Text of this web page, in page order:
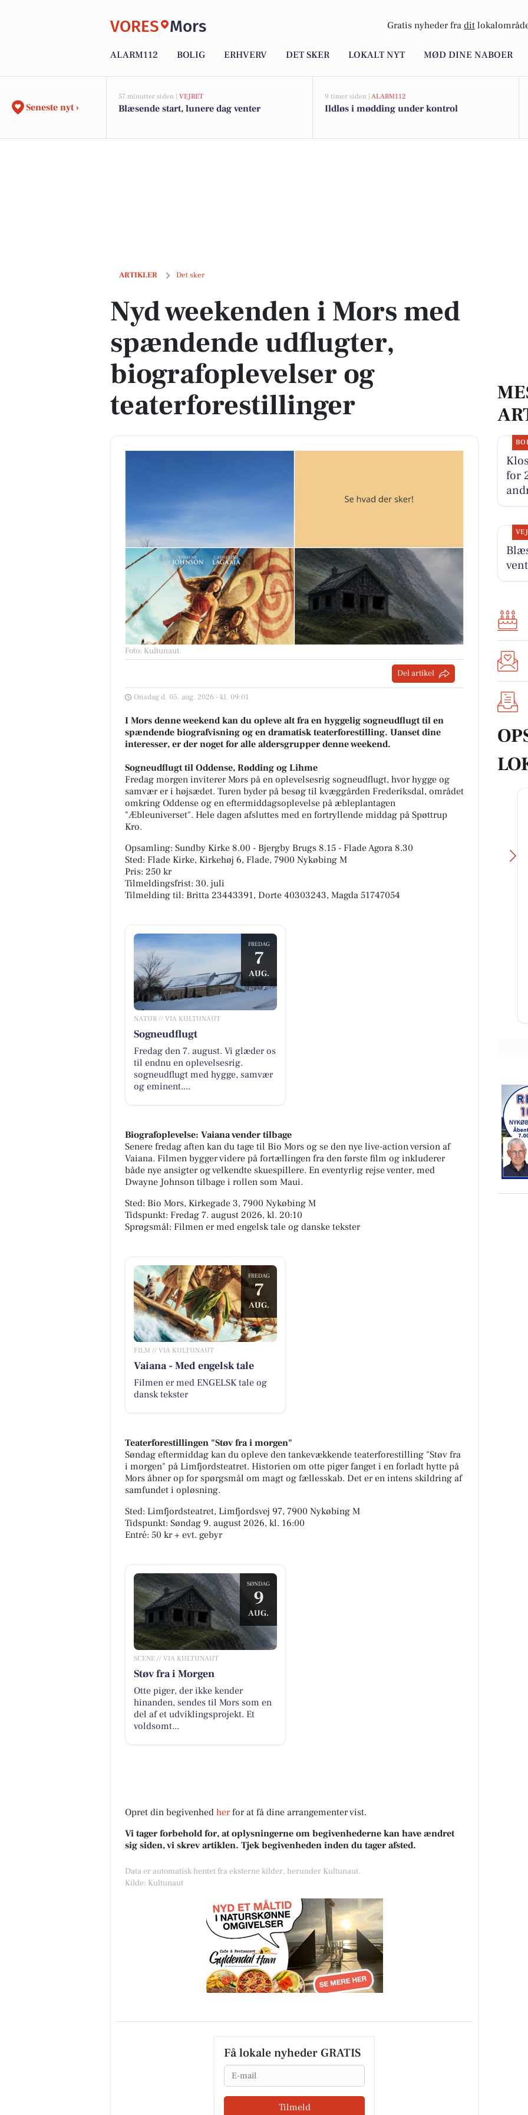
VORES Mors Gratis nyheder fra dit
ALARM112 BOLIG ERHVERV DET SKER LOKALT NYT MØD DINE NABOER
Seneste nyt ›
57 minutter siden | VEJRET
Blæsende start, lunere dag venter
9 timer siden | ALARM112
Ildløs i mødding under kontrol
ARTIKLER Det sker
Nyd weekenden i Mors med spændende udflugter, biografoplevelser og teaterforestillinger
Nyd weekenden i Mors med
spændende udflugter,
biografoplevelser og
teaterforestillinger
Foto: Kultunaut.
Del artikel
Onsdag d. 05. aug. 2026 - kl. 09:01
I Mors denne weekend kan du opleve alt fra en hyggelig sogneudflugt til en
spændende biografvisning og en dramatisk teaterforestilling. Uanset dine
interesser, er der noget for alle aldersgrupper denne weekend.
Sogneudflugt til Oddense, Rødding og Lihme
Fredag morgen inviterer Mors på en oplevelsesrig sogneudflugt, hvor hygge og
samvær er i højsædet. Turen byder på besøg til kvæggården Frederiksdal, området
omkring Oddense og en eftermiddagsoplevelse på æbleplantagen
"Æbleuniverset". Hele dagen afsluttes med en fortryllende middag på Spøttrup
Kro.
Opsamling: Sundby Kirke 8.00 - Bjergby Brugs 8.15 - Flade Agora 8.30
Sted: Flade Kirke, Kirkehøj 6, Flade, 7900 Nykøbing M
Pris: 250 kr
Tilmeldingsfrist: 30. juli
Tilmelding til: Britta 23443391, Dorte 40303243, Magda 51747054
FREDAG
7
AUG.
NATUR // VIA KULTUNAUT
Sogneudflugt
Fredag den 7. august. Vi glæder os
til endnu en oplevelsesrig.
sogneudflugt med hygge, samvær
og eminent....
Biografoplevelse: Vaiana vender tilbage
Senere fredag aften kan du tage til Bio Mors og se den nye live-action version af
Vaiana. Filmen bygger videre på fortællingen fra den første film og inkluderer
både nye ansigter og velkendte skuespillere. En eventyrlig rejse venter, med
Dwayne Johnson tilbage i rollen som Maui.
Sted: Bio Mors, Kirkegade 3, 7900 Nykøbing M
Tidspunkt: Fredag 7. august 2026, kl. 20:10
Sprøgsmål: Filmen er med engelsk tale og danske tekster
FREDAG
7
AUG.
FILM // VIA KULTUNAUT
Vaiana - Med engelsk tale
Filmen er med ENGELSK tale og
dansk tekster
Teaterforestillingen "Støv fra i morgen"
Søndag eftermiddag kan du opleve den tankevækkende teaterforestilling "Støv fra
i morgen" på Limfjordsteatret. Historien om otte piger fanget i en forladt hytte på
Mors åbner op for spørgsmål om magt og fællesskab. Det er en intens skildring af
samfundet i opløsning.
Sted: Limfjordsteatret, Limfjordsvej 97, 7900 Nykøbing M
Tidspunkt: Søndag 9. august 2026, kl. 16:00
Entré: 50 kr + evt. gebyr
SØNDAG
9
AUG.
SCENE // VIA KULTUNAUT
Støv fra i Morgen
Otte piger, der ikke kender
hinanden, sendes til Mors som en
del af et udviklingsprojekt. Et
voldsomt...
Opret din begivenhed herfor at få dine arrangementer vist.
Vi tager forbehold for, at oplysningerne om begivenhederne kan have ændret
sig siden, vi skrev artiklen. Tjek begivenheden inden du tager afsted.
Data er automatisk hentet fra eksterne kilder, herunder Kultunaut.
Kilde: Kultunaut
Få lokale nyheder GRATIS
Email
Tilmeld
for
masser af gode tilbud og en
GRATIS GAVE Torsdag den 6/8-
2026 Fra kl 13-17 Viborgvej 11F,
7800 Sk...
Åbn opslaget